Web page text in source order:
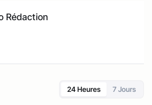
Rédaction
24 Heures 7 Jours